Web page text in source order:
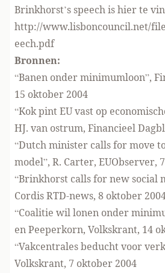
Brinkhorst’s speech is hier te
http://www.lisboncouncil.net/
eech.pdf
Bronnen:
“Banen onder minimumloon”,
15 oktober 2004
“Kok pint EU vast op
HJ. van ostrum, Financieel
“Dutch minister calls for move
model”, R. Carter, EUObserver,
“Brinkhorst calls for new social
Cordis RTD-news, 8 oktober
“Coalitie wil lonen onder
en Peeperkorn, Volkskrant, 14
“Vakcentrales beducht voor
Volkskrant, 7 oktober 2004